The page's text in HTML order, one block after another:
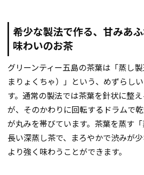
希少な製法で作る、甘みあ
味わいのお茶
グリーンティー五島の茶葉は「蒸し
まりょくちゃ）」という、めずらし
す。通常の製法では茶葉を針状に整
が、そのかわりに回転するドラムで
が丸みを帯びています。茶葉を蒸す
長い深蒸し茶で、まろやかで渋みが
より強く味わうことができます。